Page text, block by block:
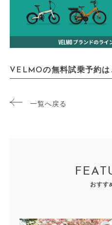
VELMOの無料試乗予約は
一覧へ戻る
おすす